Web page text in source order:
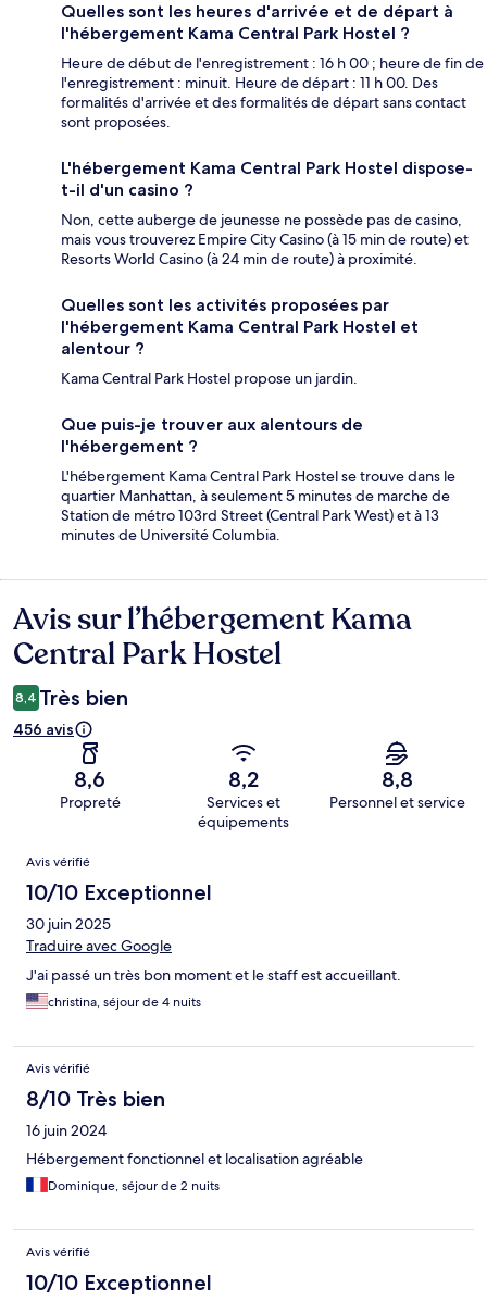
Quelles sont les heures d'arrivée et de départ à
l'hébergement Kama Central Park Hostel ?
Heure de début de l'enregistrement : 16 h 00 ; heure de fin de
l'enregistrement : minuit. Heure de départ : 11 h 00. Des
formalités d'arrivée et des formalités de départ sans contact
sont proposées.
L'hébergement Kama Central Park Hostel dispose-
t-il d'un casino ?
Non, cette auberge de jeunesse ne possède pas de casino,
mais vous trouverez Empire City Casino (à 15 min de route) et
Resorts World Casino (à 24 min de route) à proximité.
Quelles sont les activités proposées par
l'hébergement Kama Central Park Hostel et
alentour ?
Kama Central Park Hostel propose un jardin.
Que puis-je trouver aux alentours de
l'hébergement ?
L'hébergement Kama Central Park Hostel se trouve dans le
quartier Manhattan, à seulement 5 minutes de marche de
Station de métro 103rd Street (Central Park West) et à 13
minutes de Université Columbia.
Avis
Avis sur l’hébergement Kama
Central Park Hostel
8,4 Très bien
456 avis
8,6
Propreté
8,2
Services et
équipements
8,8
Personnel et service
Avis
Avis vérifié
10/10 Exceptionnel
30 juin 2025
Traduire avec Google
J'ai passé un très bon moment et le staff est accueillant.
christina, séjour de 4 nuits
Avis vérifié
8/10 Très bien
16 juin 2024
Hébergement fonctionnel et localisation agréable
Dominique, séjour de 2 nuits
Avis vérifié
10/10 Exceptionnel